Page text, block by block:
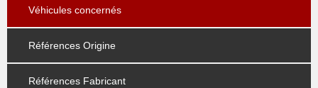
Véhicules concernés
Références Origine
Références Fabricant